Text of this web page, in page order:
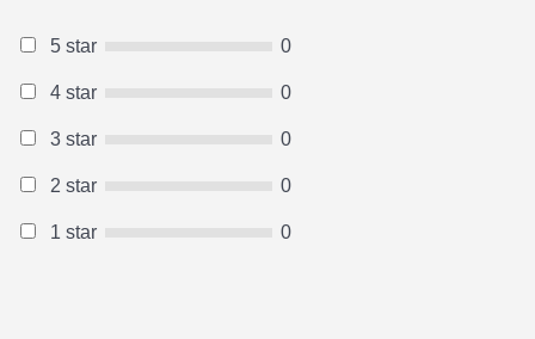
5 star 0
4 star 0
3 star 0
2 star 0
1 star 0